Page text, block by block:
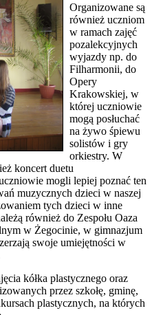
Organizowane są
również uczniom
w ramach zajęć
pozalekcyjnych
wyjazdy np. do
Filharmonii, do
Opery
Krakowskiej, w
której uczniowie
mogą posłuchać
na żywo śpiewu
solistów i gry
orkiestry. W
koncert duetu
mogli lepiej poznać ten
muzycznych dzieci w naszej
tych dzieci w inne
również do Zespołu Oaza
w Żegocinie, w gimnazjum
swoje umiejętności w
kółka plastycznego oraz
przez szkołę, gminę,
plastycznych, na których